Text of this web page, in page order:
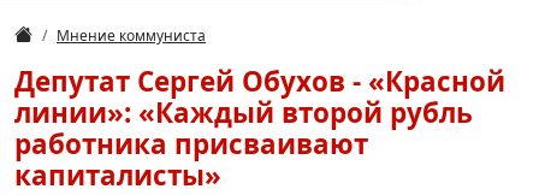
Мнение коммуниста
Депутат Сергей Обухов - «Красной
линии»: «Каждый второй рубль
работника присваивают
капиталисты»